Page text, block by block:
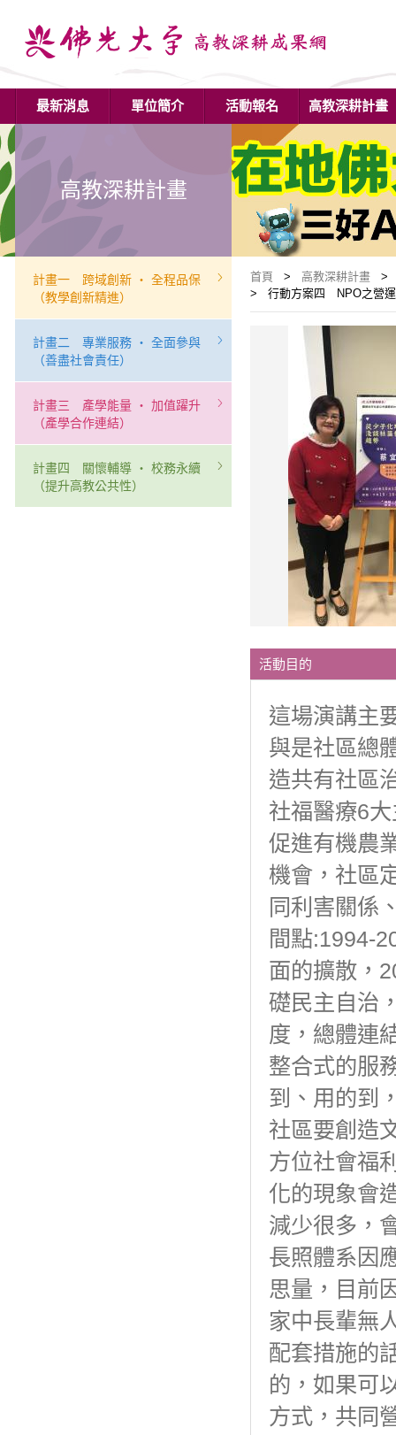
最新消息 單位簡介 活動報名 高教深耕計畫
高教深耕計畫
計畫一 跨域創新 ‧ 全程品保
（教學創新精進）
計畫二 專業服務 ‧ 全面參與
（善盡社會責任）
計畫三 產學能量 ‧ 加值躍升
（產學合作連結）
計畫四 關懷輔導 ‧ 校務永續
（提升高教公共性）
首頁 > 高教深耕計畫 >
> 行動方案四 NPO之營運
活動目的
這場演講主
與是社區總
造共有社區
社福醫療6
促進有機農
機會，社區
同利害關係
間點:1994-
面的擴散，
礎民主自治
度，總體連
整合式的服
到、用的到
社區要創造
方位社會福
化的現象會
減少很多，
長照體系因
思量，目前
家中長輩無
配套措施的
的，如果可
方式，共同